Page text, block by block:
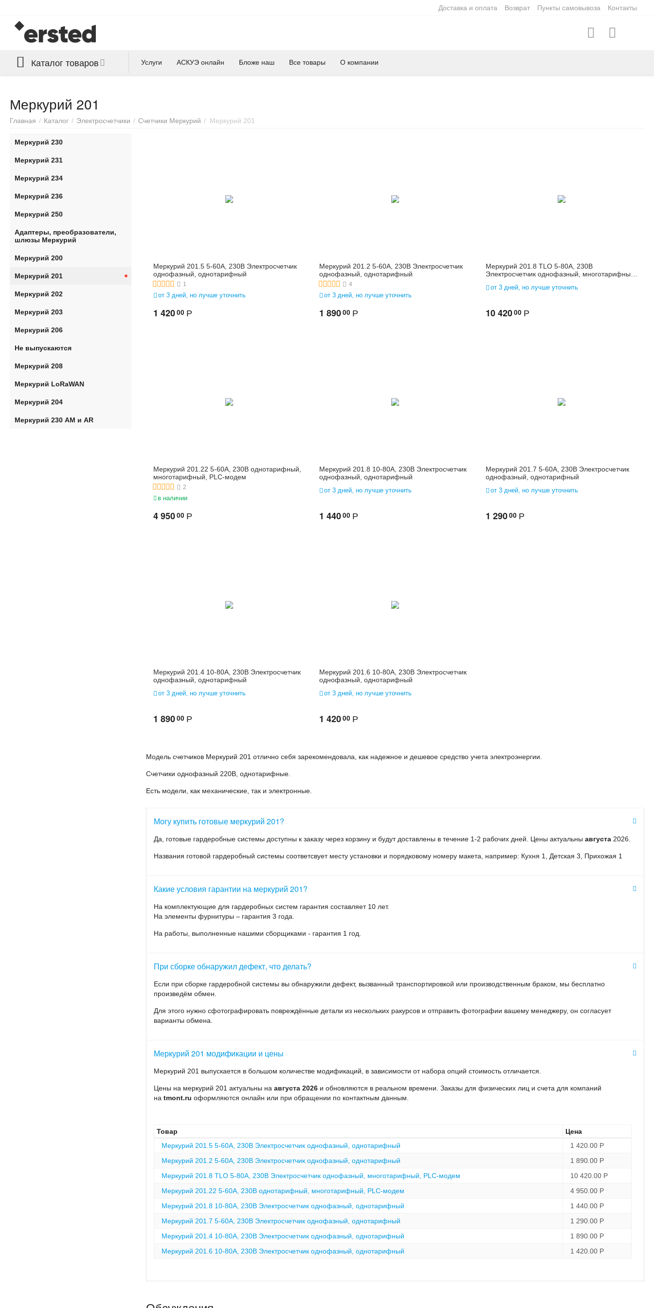
Доставка и оплата Возврат Пункты самовывоза Контакты
Каталог товаров Услуги АСКУЭ онлайн Бложе наш Все товары О компании
Меркурий 201
Главная / Каталог / Электросчетчики / Счетчики Меркурий / Меркурий 201
Модель счетчиков Меркурий 201 отлично себя зарекомендовала, как надежное и дешевое средство учета электроэнергии.
Счетчики однофазный 220В, однотарифные.
Есть модели, как механические, так и электронные.
Могу купить готовые меркурий 201?
Да, готовые гардеробные системы доступны к заказу через корзину и будут доставлены в течение 1-2 рабочих дней. Цены актуальны августа 2026.
Названия готовой гардеробный системы соответсвует месту установки и порядковому номеру макета, например: Кухня 1, Детская 3, Прихожая 1
Какие условия гарантии на меркурий 201?
На комплектующие для гардеробных систем гарантия составляет 10 лет.
На элементы фурнитуры – гарантия 3 года.
На работы, выполненные нашими сборщиками - гарантия 1 год.
При сборке обнаружил дефект, что делать?
Если при сборке гардеробной системы вы обнаружили дефект, вызванный транспортировкой или производственным браком, мы бесплатно
произведём обмен.
Для этого нужно сфотографировать повреждённые детали из нескольких ракурсов и отправить фотографии вашему менеджеру, он согласует
варианты обмена.
Меркурий 201 модификации и цены
Меркурий 201 выпускается в большом количестве модификаций, в зависимости от набора опций стоимость отличается.
Цены на меркурий 201 актуальны на августа 2026 и обновляются в реальном времени. Заказы для физических лиц и счета для компаний
на tmont.ru оформляются онлайн или при обращении по контактным данным.
Товар
Цена
Меркурий 201.5 5-60А, 230В Электросчетчик однофазный, однотарифный
1 420.00 Р
Меркурий 201.2 5-60А, 230В Электросчетчик однофазный, однотарифный
1 890.00 Р
Меркурий 201.8 ТLO 5-80А, 230В Электросчетчик однофазный, многотарифный, PLC-модем
10 420.00 Р
Меркурий 201.22 5-60А, 230В однотарифный, многотарифный, PLC-модем
4 950.00 Р
Меркурий 201.8 10-80А, 230В Электросчетчик однофазный, однотарифный
1 440.00 Р
Меркурий 201.7 5-60А, 230В Электросчетчик однофазный, однотарифный
1 290.00 Р
Меркурий 201.4 10-80А, 230В Электросчетчик однофазный, однотарифный
1 890.00 Р
Меркурий 201.6 10-80А, 230В Электросчетчик однофазный, однотарифный
1 420.00 Р
Меркурий 201.5 5-60А, 230В Электросчетчик
однофазный, однотарифный
1
от 3 дней, но лучше уточнить
1 42000 Р
Меркурий 201.2 5-60А, 230В Электросчетчик
однофазный, однотарифный
4
от 3 дней, но лучше уточнить
1 89000 Р
Меркурий 201.8 ТLO 5-80А, 230В
Электросчетчик однофазный, многотарифный,
от 3 дней, но лучше уточнить
10 42000 Р
Меркурий 201.22 5-60А, 230В однотарифный,
многотарифный, PLC-модем
2
в наличии
4 95000 Р
Меркурий 201.8 10-80А, 230В Электросчетчик
однофазный, однотарифный
от 3 дней, но лучше уточнить
1 44000 Р
Меркурий 201.7 5-60А, 230В Электросчетчик
однофазный, однотарифный
от 3 дней, но лучше уточнить
1 29000 Р
Меркурий 201.4 10-80А, 230В Электросчетчик
однофазный, однотарифный
от 3 дней, но лучше уточнить
1 89000 Р
Меркурий 201.6 10-80А, 230В Электросчетчик
однофазный, однотарифный
от 3 дней, но лучше уточнить
1 42000 Р
Меркурий 230
Меркурий 231
Меркурий 234
Меркурий 236
Меркурий 250
Адаптеры, преобразователи,
шлюзы Меркурий
Меркурий 200
Меркурий 201
Меркурий 202
Меркурий 203
Меркурий 206
Не выпускаются
Меркурий 208
Меркурий LoRaWAN
Меркурий 204
Меркурий 230 АМ и AR